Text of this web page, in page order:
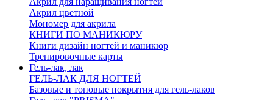
Акрил цветной
Мономер для акрила
КНИГИ ПО МАНИКЮРУ
Книги дизайн ногтей и маникюр
Тренировочные карты
Гель-лак, лак
ГЕЛЬ-ЛАК ДЛЯ НОГТЕЙ
Базовые и топовые покрытия для гель-лаков